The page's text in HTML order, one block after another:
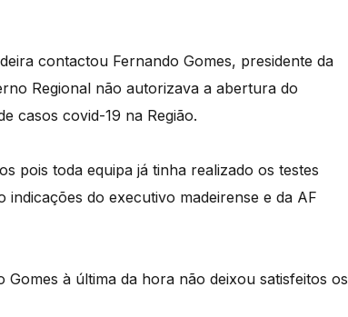
contactou Fernando Gomes, presidente da
Regional não autorizava a abertura do
casos covid-19 na Região.
pois toda equipa já tinha realizado os testes
do executivo madeirense e da AF
à última da hora não deixou satisfeitos os